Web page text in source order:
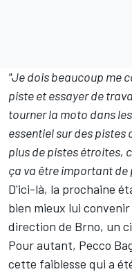
"Je dois beaucoup me
piste et essayer de
tourner la moto dans
essentiel sur des pistes
plus de pistes étroites,
ça va être important de
D'ici-là, la prochaine
bien mieux lui
direction de Brno, un
Pour autant, Pecco
cette faiblesse qui a